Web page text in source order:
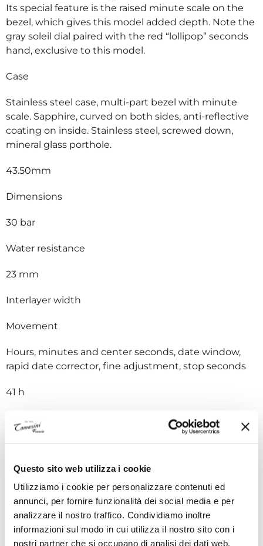
Questo sito web utilizza i cookie
Utilizziamo i cookie per personalizzare contenuti ed
annunci, per fornire funzionalità dei social media e per
analizzare il nostro traffico. Condividiamo inoltre
informazioni sul modo in cui utilizza il nostro sito con i
nostri partner che si occupano di analisi dei dati web,
Its special feature is the raised minute scale on the
bezel, which gives this model added depth. Note the
gray soleil dial paired with the red “lollipop” seconds
hand, exclusive to this model.
Case
Stainless steel case, multi-part bezel with minute
scale. Sapphire, curved on both sides, anti-reflective
coating on inside. Stainless steel, screwed down,
mineral glass porthole.
43.50mm
Dimensions
30 bar
Water resistance
23 mm
Interlayer width
Movement
Hours, minutes and center seconds, date window,
rapid date corrector, fine adjustment, stop seconds
41 h
733-1
Dimensions
Ø 25.60 mm, 11 1/2''